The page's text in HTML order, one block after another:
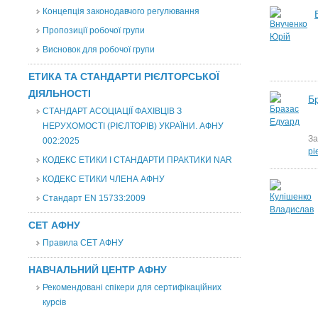
Концепція законодавчого регулювання
Пропозиції робочої групи
Висновок для робочої групи
ЕТИКА ТА СТАНДАРТИ РІЄЛТОРСЬКОЇ
ДІЯЛЬНОСТІ
СТАНДАРТ АСОЦІАЦІЇ ФАХІВЦІВ З
НЕРУХОМОСТІ (РІЄЛТОРІВ) УКРАЇНИ. АФНУ
002:2025
КОДЕКС ЕТИКИ І СТАНДАРТИ ПРАКТИКИ NAR
КОДЕКС ЕТИКИ ЧЛЕНА АФНУ
Стандарт EN 15733:2009
СЕТ АФНУ
Правила СЕТ АФНУ
НАВЧАЛЬНИЙ ЦЕНТР АФНУ
Рекомендовані спікери для сертифікаційних
курсів